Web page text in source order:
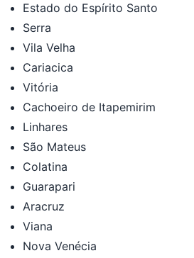
Estado do Espírito Santo
Serra
Vila Velha
Cariacica
Vitória
Cachoeiro de Itapemirim
Linhares
São Mateus
Colatina
Guarapari
Aracruz
Viana
Nova Venécia